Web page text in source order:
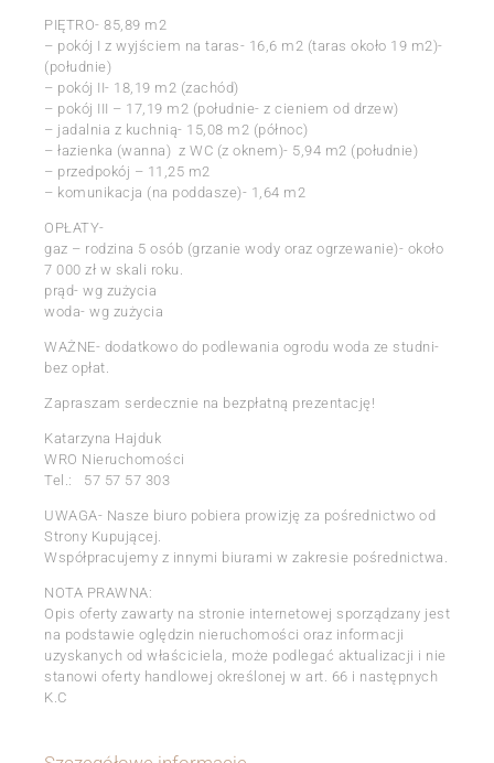
PIĘTRO- 85,89 m2
– pokój I z wyjściem na taras- 16,6 m2 (taras około 19 m2)-
(południe)
– pokój II- 18,19 m2 (zachód)
– pokój III – 17,19 m2 (południe- z cieniem od drzew)
– jadalnia z kuchnią- 15,08 m2 (północ)
– łazienka (wanna) z WC (z oknem)- 5,94 m2 (południe)
– przedpokój – 11,25 m2
– komunikacja (na poddasze)- 1,64 m2
OPŁATY-
gaz – rodzina 5 osób (grzanie wody oraz ogrzewanie)- około
7 000 zł w skali roku.
prąd- wg zużycia
woda- wg zużycia
WAŻNE- dodatkowo do podlewania ogrodu woda ze studni-
bez opłat.
Zapraszam serdecznie na bezpłatną prezentację!
Katarzyna Hajduk
WRO Nieruchomości
Tel.: 57 57 57 303
UWAGA- Nasze biuro pobiera prowizję za pośrednictwo od
Strony Kupującej.
Współpracujemy z innymi biurami w zakresie pośrednictwa.
NOTA PRAWNA:
Opis oferty zawarty na stronie internetowej sporządzany jest
na podstawie oględzin nieruchomości oraz informacji
uzyskanych od właściciela, może podlegać aktualizacji i nie
stanowi oferty handlowej określonej w art. 66 i następnych
K.C